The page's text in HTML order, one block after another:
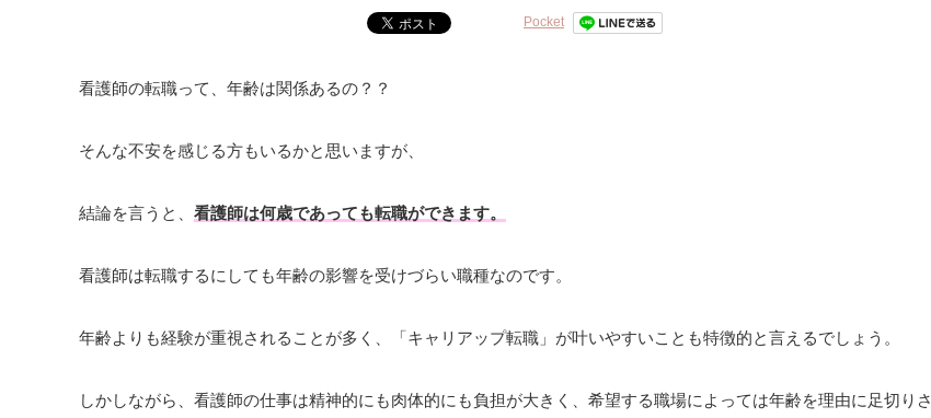
Pocket
看護師の転職って、年齢は関係あるの？？
そんな不安を感じる方もいるかと思いますが、
結論を言うと、 看護師は何歳であっても転職ができます。
看護師は転職するにしても年齢の影響を受けづらい職種なのです。
年齢よりも経験が重視されることが多く、「キャリアップ転職」が叶いやすいことも特徴的と言えるでしょう。
しかしながら、看護師の仕事は精神的にも肉体的にも負担が大きく、希望する職場によっては年齢を理由に足切りさ